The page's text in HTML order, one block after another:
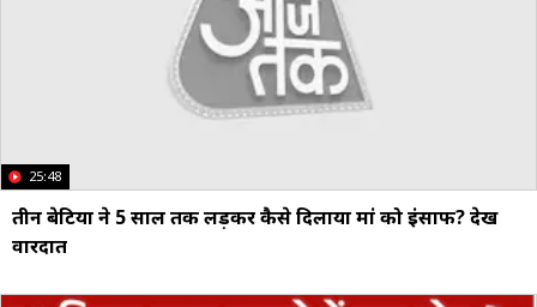
25:48
तीन बेटियों ने 5 साल तक लड़कर कैसे दिलाया मां को इंसाफ? देखें
वारदात